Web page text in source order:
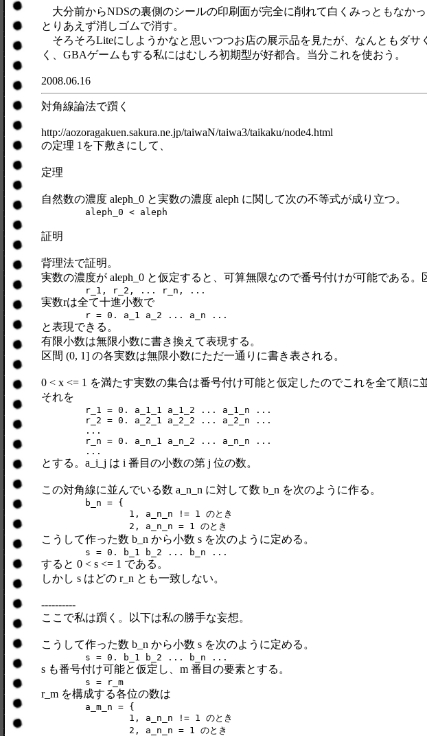
大分前からNDSの裏側のシールの印刷面が完全に削れて白くみっともなか
とりあえず消しゴムで消す。
そろそろLiteにしようかなと思いつつお店の展示品を見たが、なんともダ
く、GBAゲームもする私にはむしろ初期型が好都合。当分これを使おう。
2008.06.16
対角線論法で躓く
http://aozoragakuen.sakura.ne.jp/taiwaN/taiwa3/taikaku/node4.html
の定理 1を下敷きにして、
定理
自然数の濃度 aleph_0 と実数の濃度 aleph に関して次の不等式が成り立つ。
	aleph_0 < aleph
証明
背理法で証明。
実数の濃度が aleph_0 と仮定すると、可算無限なので番号付けが可能である
	r_1, r_2, ... r_n, ...
実数rは全て十進小数で
	r = 0. a_1 a_2 ... a_n ...
と表現できる。
有限小数は無限小数に書き換えて表現する。
区間 (0, 1] の各実数は無限小数にただ一通りに書き表される。
0 < x <= 1 を満たす実数の集合は番号付け可能と仮定したのでこれを全て順に
それを
	...
とする。a_i_j は i 番目の小数の第 j 位の数。
この対角線に並んでいる数 a_n_n に対して数 b_n を次のように作る。
		2, a_n_n = 1 のとき
こうして作った数 b_n から小数 s を次のように定める。
	s = 0. b_1 b_2 ... b_n ...
すると 0 < s <= 1 である。
しかし s はどの r_n とも一致しない。
----------
ここで私は躓く。以下は私の勝手な妄想。
こうして作った数 b_n から小数 s を次のように定める。
	s = 0. b_1 b_2 ... b_n ...
s も番号付け可能と仮定し、m 番目の要素とする。
	s = r_m
r_m を構成する各位の数は
		2, a_n_n = 1 のとき